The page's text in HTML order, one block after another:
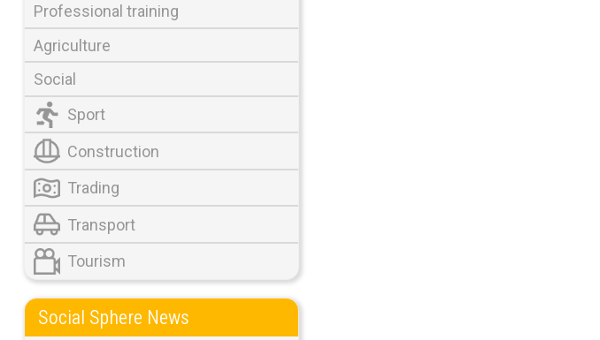
Professional training
Agriculture
Social
Sport
Construction
Trading
Transport
Tourism
Social Sphere News